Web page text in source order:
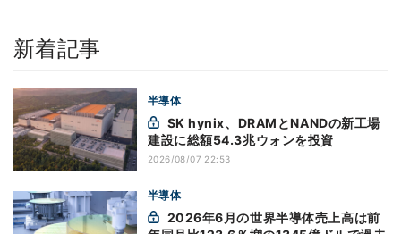
新着記事
半導体
建設に総額54.3兆ウォンを投資
2026/08/07 22:53
半導体